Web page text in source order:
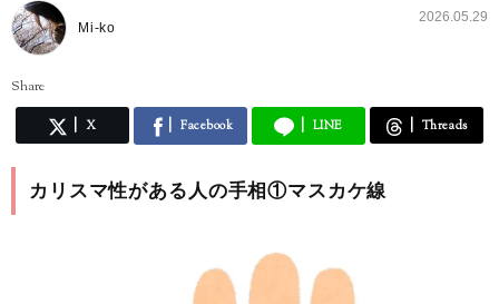
Mi-ko
2026.05.29
Share
X Facebook LINE Threads
カリスマ性がある人の手相①マスカケ線